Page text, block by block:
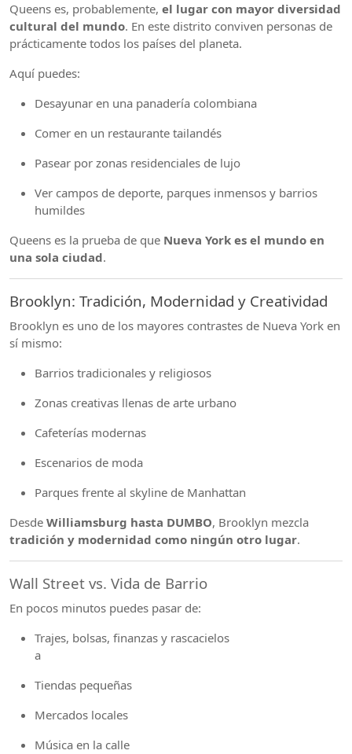
Queens es, probablemente, el lugar con mayor diversidad
cultural del mundo. En este distrito conviven personas de
prácticamente todos los países del planeta.
Aquí puedes:
Desayunar en una panadería colombiana
Comer en un restaurante tailandés
Pasear por zonas residenciales de lujo
Ver campos de deporte, parques inmensos y barrios
humildes
Queens es la prueba de que Nueva York es el mundo en
una sola ciudad.
Brooklyn: Tradición, Modernidad y Creatividad
Brooklyn es uno de los mayores contrastes de Nueva York en
sí mismo:
Barrios tradicionales y religiosos
Zonas creativas llenas de arte urbano
Cafeterías modernas
Escenarios de moda
Parques frente al skyline de Manhattan
Desde Williamsburg hasta DUMBO, Brooklyn mezcla
tradición y modernidad como ningún otro lugar.
Wall Street vs. Vida de Barrio
En pocos minutos puedes pasar de:
Trajes, bolsas, finanzas y rascacielos
a
Tiendas pequeñas
Mercados locales
Música en la calle